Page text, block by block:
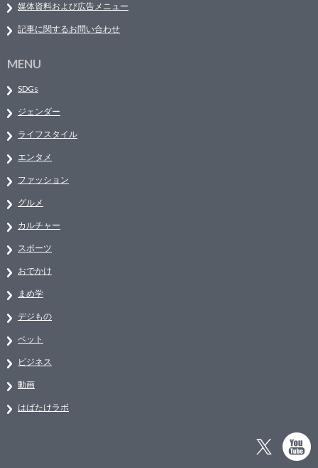
媒体資料および広告メニュー
記事に関するお問い合わせ
MENU
SDGs
ジェンダー
ライフスタイル
エンタメ
ファッション
グルメ
カルチャー
スポーツ
おでかけ
まめ学
デジもの
ペット
ビジネス
動画
はばたけラボ